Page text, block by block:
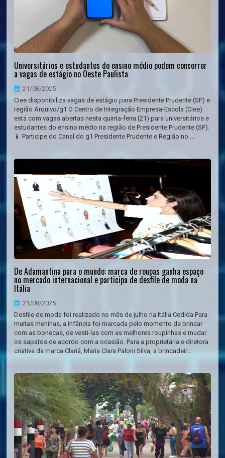
Universitários e estudantes do ensino médio podem concorrer
a vagas de estágio no Oeste Paulista
21/08/2025
Ciee disponibiliza vagas de estágio para Presidente Prudente (SP) e
região Arquivo/g1 O Centro de Integração Empresa-Escola (Ciee)
está com vagas abertas nesta quinta-feira (21) para universitários e
estudantes do ensino médio na região de Presidente Prudente (SP).
📱 Participe do Canal do g1 Presidente Prudente e Região no ...
De Adamantina para o mundo: marca de roupas ganha espaço
no mercado internacional e participa de desfile de moda na
Itália
21/08/2025
Desfile de moda foi realizado no mês de julho na Itália Cedida Para
muitas meninas, a infância foi marcada pelo momento de brincar
com as bonecas, de vesti-las com as melhores roupinhas e mudar
os sapatos de acordo com a ocasião. Para a proprietária e diretora
criativa da marca Clariá, Maria Clara Paloni Silva, a brincadeir...